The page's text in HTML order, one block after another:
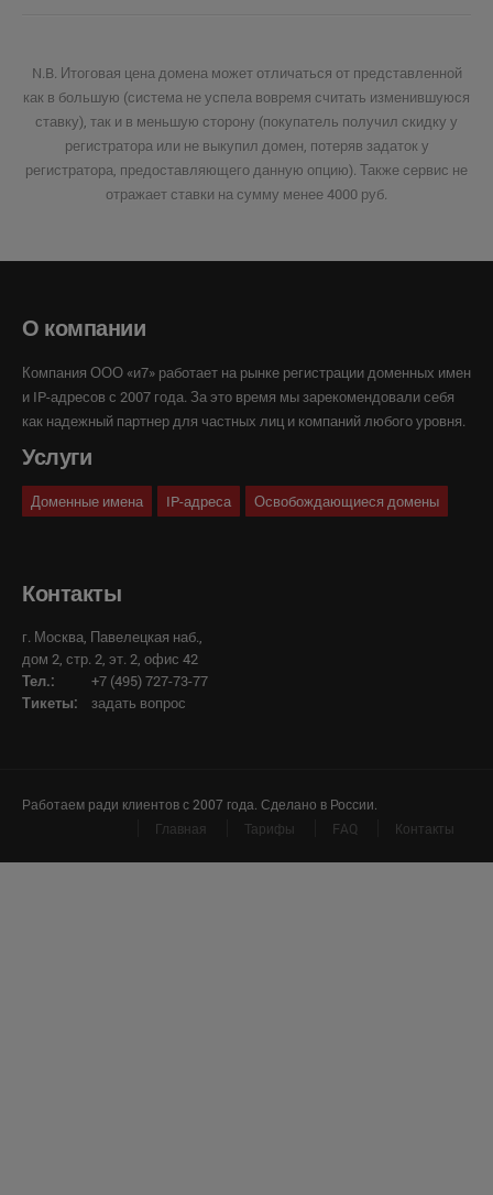
N.B. Итоговая цена домена может отличаться от представленной
как в большую (система не успела вовремя считать изменившуюся
ставку), так и в меньшую сторону (покупатель получил скидку у
регистратора или не выкупил домен, потеряв задаток у
регистратора, предоставляющего данную опцию). Также сервис не
отражает ставки на сумму менее 4000 руб.
О компании
Компания ООО «и7» работает на рынке регистрации доменных имен
и IP-адресов с 2007 года. За это время мы зарекомендовали себя
как надежный партнер для частных лиц и компаний любого уровня.
Услуги
Доменные имена IP-адреса Освобождающиеся домены
Контакты
г. Москва, Павелецкая наб.,
дом 2, стр. 2, эт. 2, офис 42
Тел.:
+7 (495) 727-73-77
Тикеты:
задать вопрос
Работаем ради клиентов с 2007 года. Сделано в России.
Главная
Тарифы FAQ Контакты